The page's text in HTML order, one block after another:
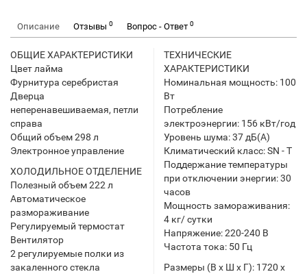
Описание Отзывы 0 Вопрос - Ответ 0
ОБЩИЕ ХАРАКТЕРИСТИКИ
Цвет лайма
Фурнитура серебристая
Дверца
неперенавешиваемая, петли
справа
Общий объем 298 л
Электронное управление
ХОЛОДИЛЬНОЕ ОТДЕЛЕНИЕ
Полезный объем 222 л
Автоматическое
размораживание
Регулируемый термостат
Вентилятор
2 регулируемые полки из
закаленного стекла
ТЕХНИЧЕСКИЕ
ХАРАКТЕРИСТИКИ
Номинальная мощность: 100
Вт
Потребление
электроэнергии: 156 кВт/год
Уровень шума: 37 дБ(А)
Климатический класс: SN - T
Поддержание температуры
при отключении энергии: 30
часов
Мощность замораживания:
4 кг/ сутки
Напряжение: 220-240 В
Частота тока: 50 Гц
Размеры (В х Ш х Г): 1720 х